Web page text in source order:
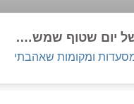
יום שטוף שמש….
מסעדות ומקומות שאהבתי